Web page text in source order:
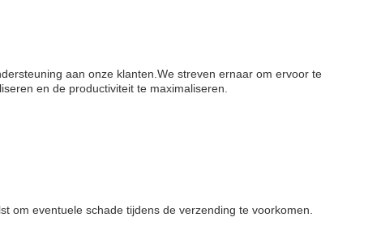
aan onze klanten.We streven ernaar om ervoor te
en de productiviteit te maximaliseren.
om eventuele schade tijdens de verzending te voorkomen.